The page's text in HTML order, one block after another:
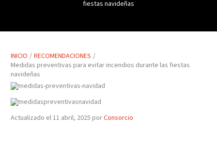
fiestas navideñas
INICIO
RECOMENDACIONES
Medidas preventivas para evitar incendios durante las fiestas
navideñas
Actualizado el 11 abril, 2025 porConsorcio